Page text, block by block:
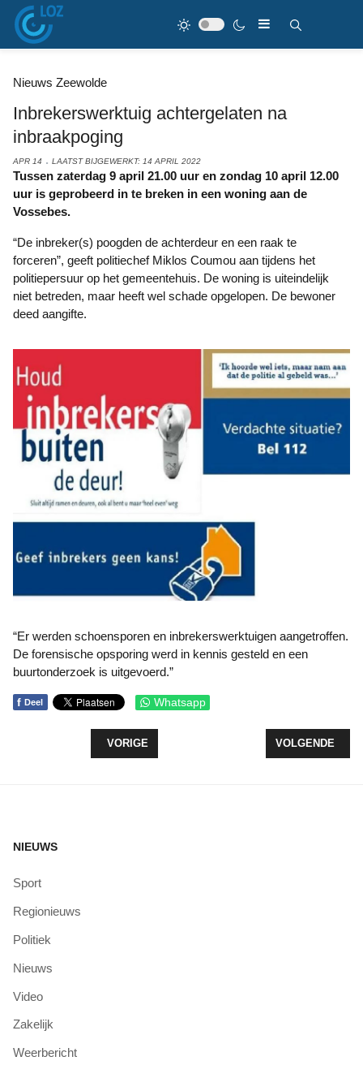
Nieuws Zeewolde
Inbrekerswerktuig achtergelaten na
inbraakpoging
APR 14 LAATST BIJGEWERKT: 14 APRIL 2022
Tussen zaterdag 9 april 21.00 uur en zondag 10 april 12.00
uur is geprobeerd in te breken in een woning aan de
Vossebes.
“De inbreker(s) poogden de achterdeur en een raak te
forceren”, geeft politiechef Miklos Coumou aan tijdens het
politiepersuur op het gemeentehuis. De woning is uiteindelijk
niet betreden, maar heeft wel schade opgelopen. De bewoner
deed aangifte.
“Er werden schoensporen en inbrekerswerktuigen aangetroffen.
De forensische opsporing werd in kennis gesteld en een
buurtonderzoek is uitgevoerd.”
f Deel Whatsapp
VORIG ARTIKEL: FIETSSTER NA AANRIJDING OP
VORIGE VOLGENDE
VOLGENDE
NIEUWS
Sport
Regionieuws
Politiek
Nieuws
Video
Zakelijk
Weerbericht